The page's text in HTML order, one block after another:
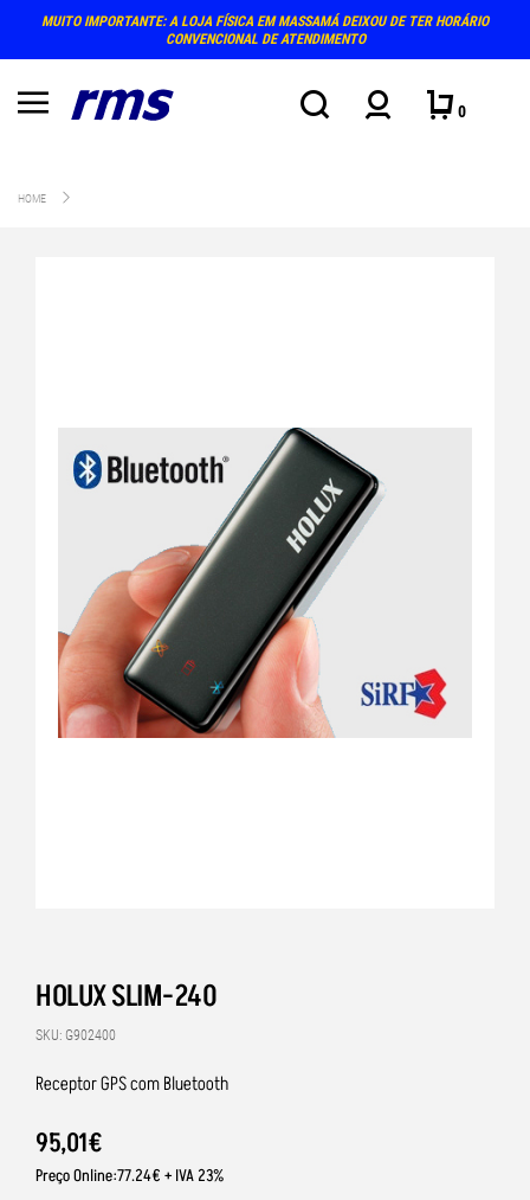
MUITO IMPORTANTE: A LOJA FÍSICA EM MASSAMÁ DEIXOU DE TER HORÁRIO
CONVENCIONAL DE ATENDIMENTO
0
HOME
HOLUX SLIM-240
SKU: G902400
Receptor GPS com Bluetooth
95,01€
Preço Online:77.24€ + IVA 23%